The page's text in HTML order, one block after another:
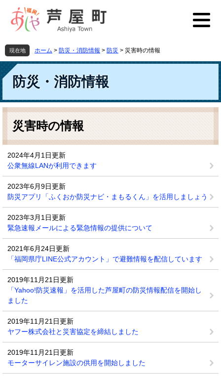
先
頭
す
を
飛
し
本
文
現在地 ホーム > 防災・消防情報 > 防災 > 災害時の情報
防災・消防情報
本
災害時の情報
2024年4月1日更新
公衆無線LANが利用できます
2023年6月9日更新
防災アプリ「ふくおか防災ナビ・まもるくん」を活用しましょう
2023年3月1日更新
緊急速報メールによる緊急情報の提供について
2021年6月24日更新
「福岡県庁LINE公式アカウント」で避難情報を配信しています
2019年11月21日更新
「Yahoo!防災速報」を活用した芦屋町の防災情報配信を開始し
ました
2019年11月21日更新
ヤフー株式会社と災害協定を締結しました
2019年11月21日更新
モーターサイレン施設の供用を開始しました